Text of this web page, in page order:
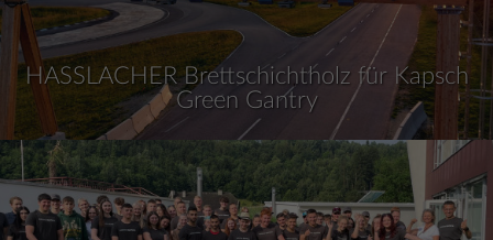
HASSLACHER Brettschichtholz für Kapsch
Green Gantry